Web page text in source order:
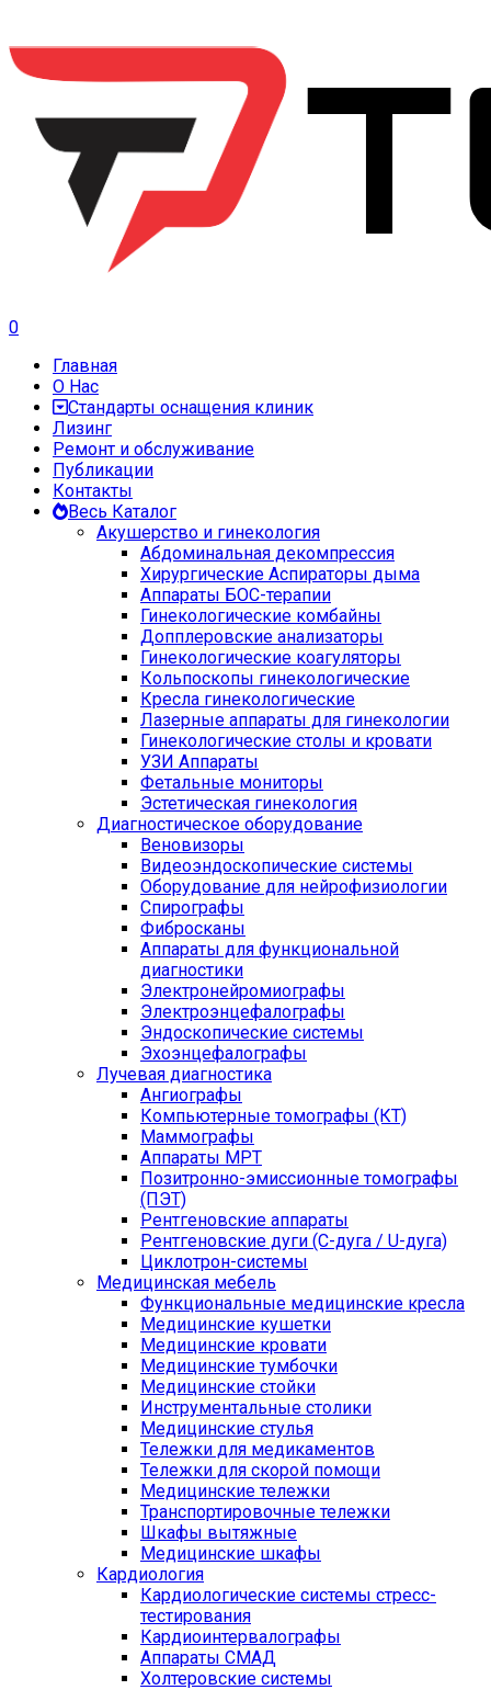
0
Главная
О Нас
Стандарты оснащения клиник
Лизинг
Ремонт и обслуживание
Публикации
Контакты
Весь Каталог
Акушерство и гинекология
Абдоминальная декомпрессия
Хирургические Аспираторы дыма
Аппараты БОС-терапии
Гинекологические комбайны
Допплеровские анализаторы
Гинекологические коагуляторы
Кольпоскопы гинекологические
Кресла гинекологические
Лазерные аппараты для гинекологии
Гинекологические столы и кровати
УЗИ Аппараты
Фетальные мониторы
Эстетическая гинекология
Диагностическое оборудование
Веновизоры
Видеоэндоскопические системы
Оборудование для нейрофизиологии
Спирографы
Фибросканы
Аппараты для функциональной
диагностики
Электронейромиографы
Электроэнцефалографы
Эндоскопические системы
Эхоэнцефалографы
Лучевая диагностика
Ангиографы
Компьютерные томографы (КТ)
Маммографы
Аппараты МРТ
Позитронно-эмиссионные томографы
(ПЭТ)
Рентгеновские аппараты
Рентгеновские дуги (С-дуга / U-дуга)
Циклотрон-системы
Медицинская мебель
Функциональные медицинские кресла
Медицинские кушетки
Медицинские кровати
Медицинские тумбочки
Медицинские стойки
Инструментальные столики
Медицинские стулья
Тележки для медикаментов
Тележки для скорой помощи
Медицинские тележки
Транспортировочные тележки
Шкафы вытяжные
Медицинские шкафы
Кардиология
Кардиологические системы стресс-
тестирования
Кардиоинтервалографы
Аппараты СМАД
Холтеровские системы